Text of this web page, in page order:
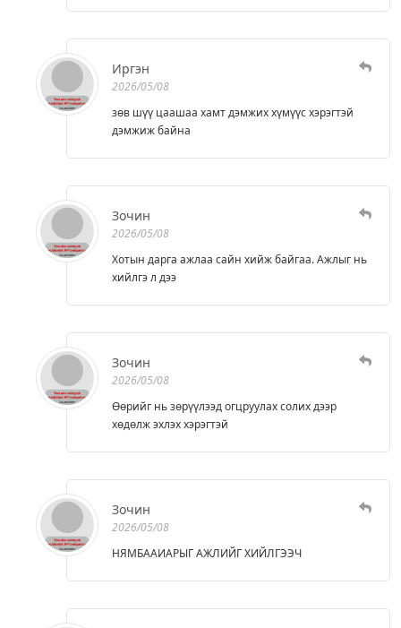
Иргэн
2026/05/08
зөв шүү цаашаа хамт дэмжих хүмүүс хэрэгтэй
дэмжиж байна
Зочин
2026/05/08
Хотын дарга ажлаа сайн хийж байгаа. Ажлыг нь
хийлгэ л дээ
Зочин
2026/05/08
Өөрийг нь зөрүүлээд огцруулах солих дээр
хөдөлж эхлэх хэрэгтэй
Зочин
2026/05/08
НЯМБААИАРЫГ АЖЛИЙГ ХИЙЛГЭЭЧ